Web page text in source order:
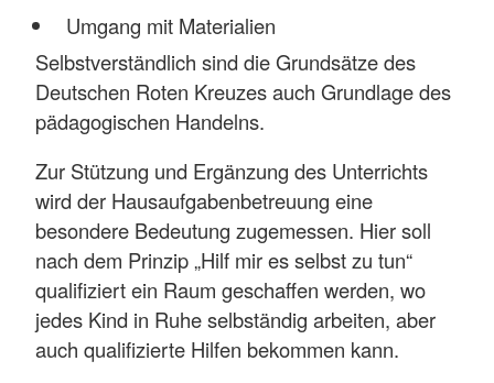
Umgang mit Materialien
Selbstverständlich sind die Grundsätze des
Deutschen Roten Kreuzes auch Grundlage des
pädagogischen Handelns.
Zur Stützung und Ergänzung des Unterrichts
wird der Hausaufgabenbetreuung eine
besondere Bedeutung zugemessen. Hier soll
nach dem Prinzip „Hilf mir es selbst zu tun“
qualifiziert ein Raum geschaffen werden, wo
jedes Kind in Ruhe selbständig arbeiten, aber
auch qualifizierte Hilfen bekommen kann.